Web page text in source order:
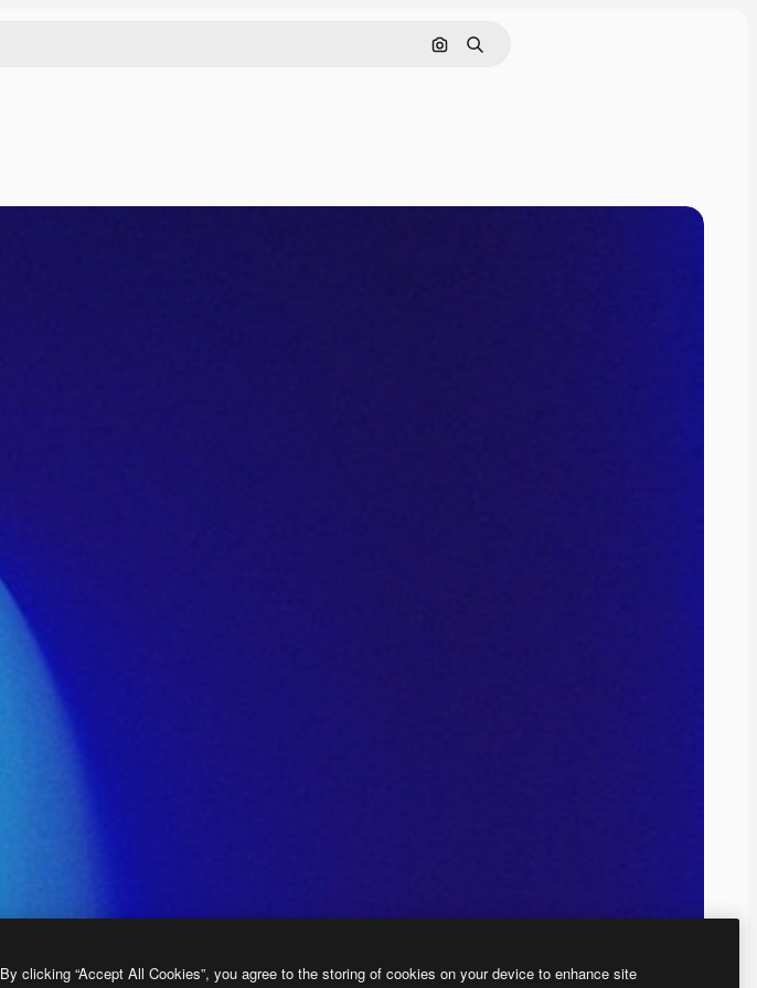
画像で検索
検索
By clicking “Accept All Cookies”, you agree to the storing of cookies on your device to enhance site